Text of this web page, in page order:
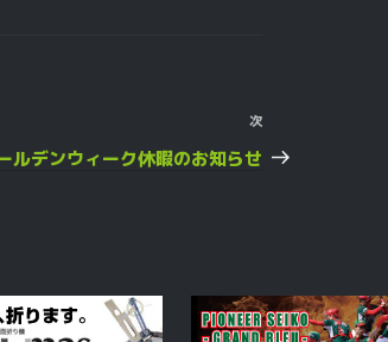
次
の
次
ルデンウィーク休暇のお知らせ